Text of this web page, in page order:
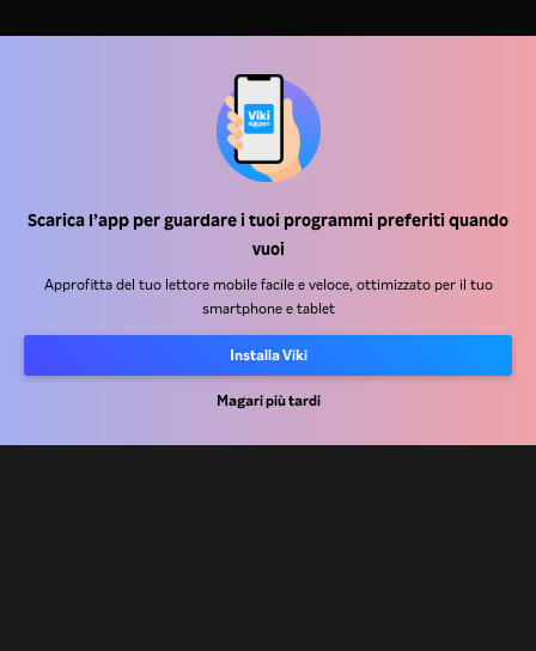
Scarica l’app per guardare i tuoi programmi preferiti quando
vuoi
Approfitta del tuo lettore mobile facile e veloce, ottimizzato per il tuo
smartphone e tablet
Installa Viki
Magari più tardi
Centro assistenza